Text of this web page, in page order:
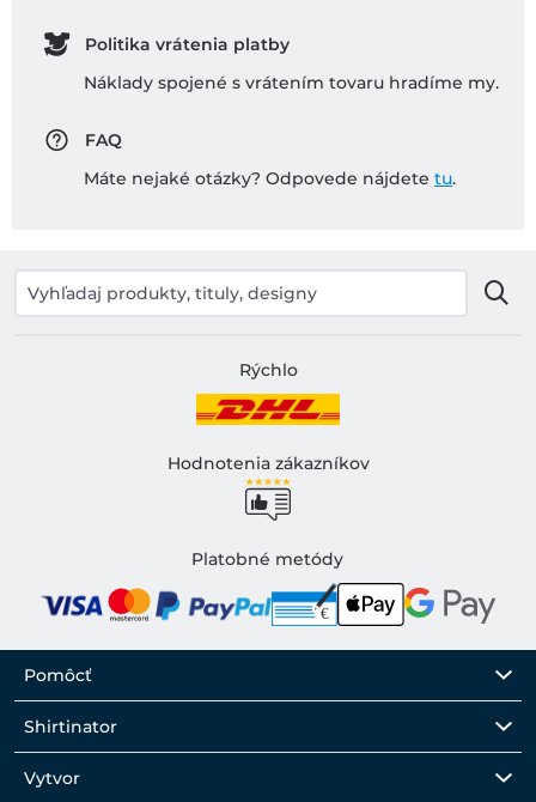
Politika vrátenia platby
Náklady spojené s vrátením tovaru hradíme my.
FAQ
Máte nejaké otázky? Odpovede nájdete tu.
Rýchlo
Hodnotenia zákazníkov
Platobné metódy
Pomôcť
Shirtinator
Vytvor